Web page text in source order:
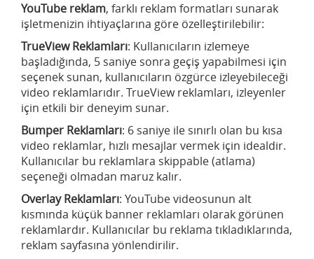
YouTube reklam, farklı reklam formatları sunarak
işletmenizin ihtiyaçlarına göre özelleştirilebilir:
TrueView Reklamları: Kullanıcıların izlemeye
başladığında, 5 saniye sonra geçiş yapabilmesi için
seçenek sunan, kullanıcıların özgürce izleyebileceği
video reklamlarıdır. TrueView reklamları, izleyenler
için etkili bir deneyim sunar.
Bumper Reklamları: 6 saniye ile sınırlı olan bu kısa
video reklamlar, hızlı mesajlar vermek için idealdir.
Kullanıcılar bu reklamlara skippable (atlama)
seçeneği olmadan maruz kalır.
Overlay Reklamları: YouTube videosunun alt
kısmında küçük banner reklamları olarak görünen
reklamlardır. Kullanıcılar bu reklama tıkladıklarında,
reklam sayfasına yönlendirilir.